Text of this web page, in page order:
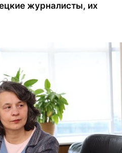
журналисты, их